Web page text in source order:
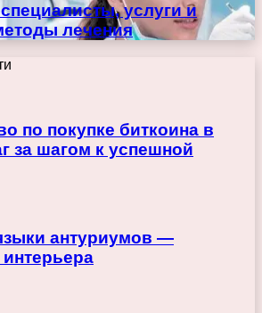
услуги и
лечения
по покупке биткоина в
за шагом к успешной
антуриумов —